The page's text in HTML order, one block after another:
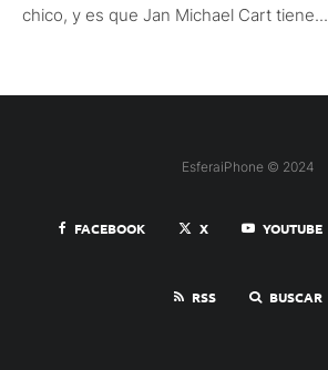
chico, y es que Jan Michael Cart tiene...
EsferaiPhone © 2024
FACEBOOK X YOUTUBE
RSS BUSCAR